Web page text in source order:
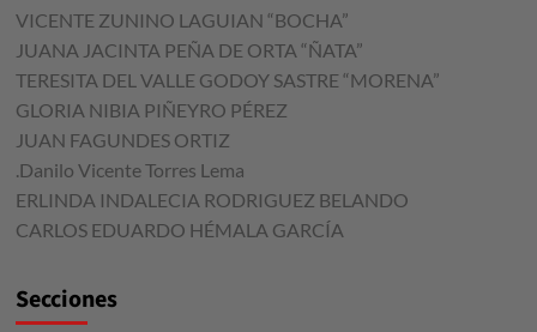
VICENTE ZUNINO LAGUIAN “BOCHA”
JUANA JACINTA PEÑA DE ORTA “ÑATA”
TERESITA DEL VALLE GODOY SASTRE “MORENA”
GLORIA NIBIA PIÑEYRO PÉREZ
JUAN FAGUNDES ORTIZ
.Danilo Vicente Torres Lema
ERLINDA INDALECIA RODRIGUEZ BELANDO
CARLOS EDUARDO HÉMALA GARCÍA
Secciones